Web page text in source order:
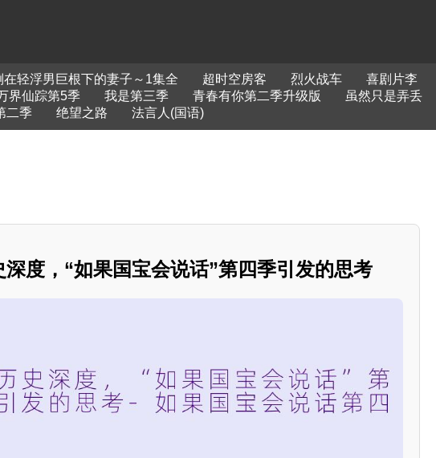
轻浮男巨根下的妻子～1集全 超时空房客 烈火战车
喜剧片李
界仙踪第5季 我是第三季 青春有你第二季升级版
虽然只是弄丢
二季 绝望之路 法言人(国语)
深度，“如果国宝会说话”第四季引发的思考